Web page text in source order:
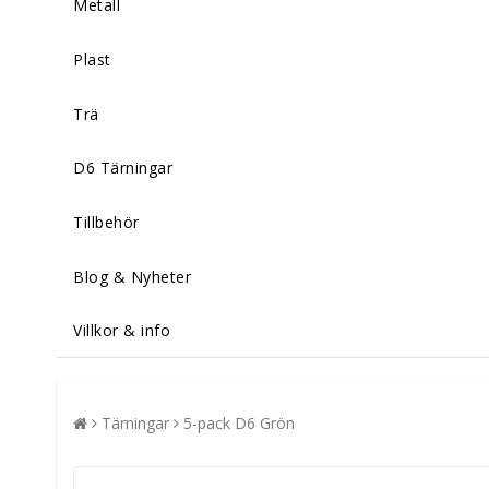
Metall
Plast
Trä
D6 Tärningar
Tillbehör
Blog & Nyheter
Villkor & info
Tärningar 5-pack D6 Grön